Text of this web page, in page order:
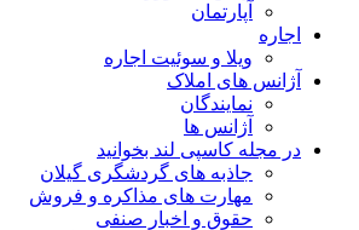
آپارتمان
اجاره
ویلا و سوئیت اجاره
آژانس های املاک
نمایندگان
آژانس ها
در مجله کاسپی لند بخوانید
جاذبه های گردشگری گیلان
مهارت های مذاکره و فروش
حقوق و اخبار صنفی